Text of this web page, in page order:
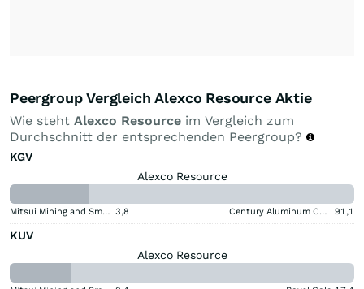
Peergroup Vergleich Alexco Resource Aktie
Wie steht Alexco Resource im Vergleich zum
Durchschnitt der entsprechenden Peergroup?
KGV
Alexco Resource
Mitsui Mining and Smelting Company 3,8 Century Aluminum Company 91,1
KUV
Alexco Resource